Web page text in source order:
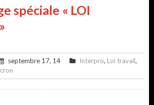
spéciale « LOI
septembre 17, 14 Interpro, Loi travail,